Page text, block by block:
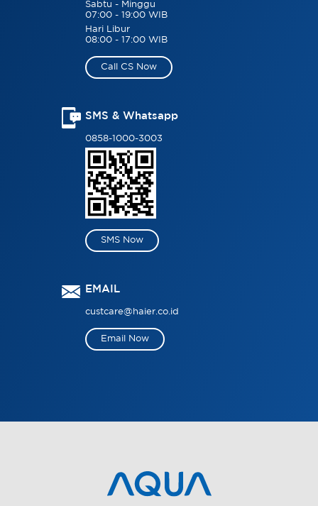
Sabtu - Minggu
07:00 - 19:00 WIB
Hari Libur
08:00 - 17:00 WIB
Call CS Now
SMS & Whatsapp
0858-1000-3003
SMS Now
EMAIL
custcare@haier.co.id
Email Now